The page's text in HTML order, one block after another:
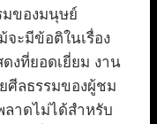
มของมนุษย์
ะมีข้อติในเรื่อง
ดงที่ยอดเยี่ยม งาน
ศีลธรรมของผู้ชม
าดไม่ได้สำหรับ